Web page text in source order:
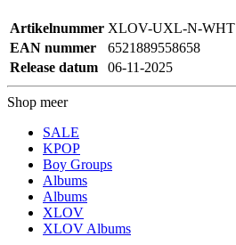
Artikelnummer XLOV-UXL-N-WHT
EAN nummer
6521889558658
Release datum
06-11-2025
Shop meer
SALE
KPOP
Boy Groups
Albums
Albums
XLOV
XLOV Albums